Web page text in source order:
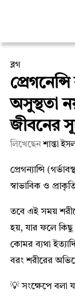
ব্লগ
অসুস্থতা
জীবনের
লিখেছেনশান্তা
প্রেগন্যান্সি
স্বাভাবিক ও
তবে এই সময়
হয়, যার ফলে কিছু
কোমর ব্যথা
বরং শরীরের
💡 সংক্ষেপে বলা